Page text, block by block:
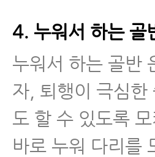
- 허리디스크치
- 허리디스크파
- 허리디스크는
까? 전조증상과
4. 누워서 하는 골
누워서 하는 골반
자, 퇴행이 극심한
도 할 수 있도록
바로 누워 다리를